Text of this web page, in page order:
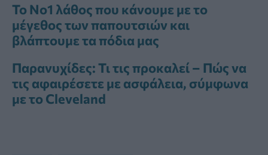
Το Νο1 λάθος που κάνουμε με το
μέγεθος των παπουτσιών και
βλάπτουμε τα πόδια μας
Παρανυχίδες: Τι τις προκαλεί – Πώς να
τις αφαιρέσετε με ασφάλεια, σύμφωνα
με το Cleveland